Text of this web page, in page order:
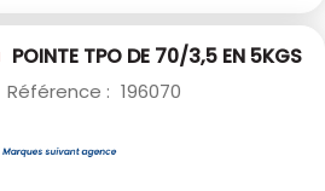
POINTE TPO DE 70/3,5 EN 5KGS
Référence : 196070